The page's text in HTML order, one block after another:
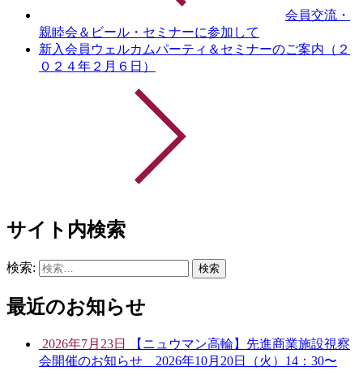
会員交流・
親睦会＆ビール・セミナーに参加して
新入会員ウェルカムパーティ＆セミナーのご案内（２
０２４年２月６日）
サイト内検索
検索:
最近のお知らせ
2026年7月23日
【ニュウマン高輪】先進商業施設視察
会開催のお知らせ 2026年10月20日（火）14：30〜